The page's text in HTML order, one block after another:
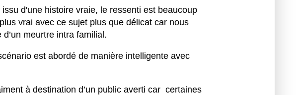
d'une histoire vraie, le ressenti est beaucoup
vrai avec ce sujet plus que délicat car nous
meurtre intra familial.
est abordé de manière intelligente avec
à destination d’un public averti car certaines